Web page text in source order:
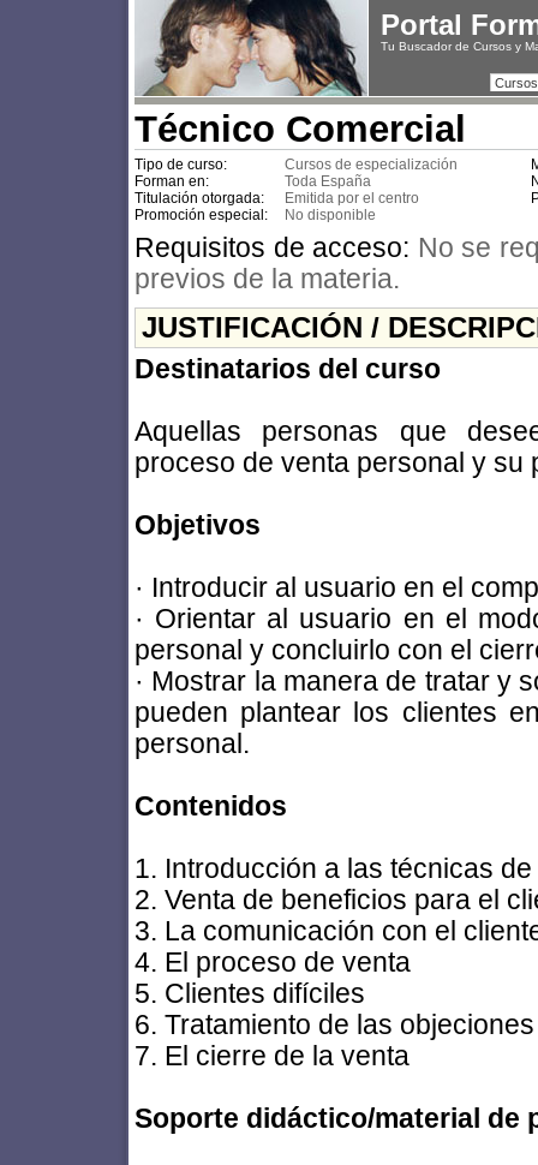
Portal
Tu Buscador de Cursos y
Técnico Comercial
Tipo de curso: Cursos de especialización
Forman en:
Toda España
Titulación otorgada:
Emitida por el centro
Promoción especial:
No disponible
Requisitos de acceso: No se
previos de la materia.
JUSTIFICACIÓN /
Destinatarios del curso
Aquellas personas que
proceso de venta personal y su
Objetivos
· Introducir al usuario en el
· Orientar al usuario en el
personal y concluirlo con el
· Mostrar la manera de tratar y
pueden plantear los clientes
personal.
Contenidos
1. Introducción a las técnicas
2. Venta de beneficios para el
3. La comunicación con el
4. El proceso de venta
5. Clientes difíciles
6. Tratamiento de las objeciones
7. El cierre de la venta
Soporte didáctico/material de